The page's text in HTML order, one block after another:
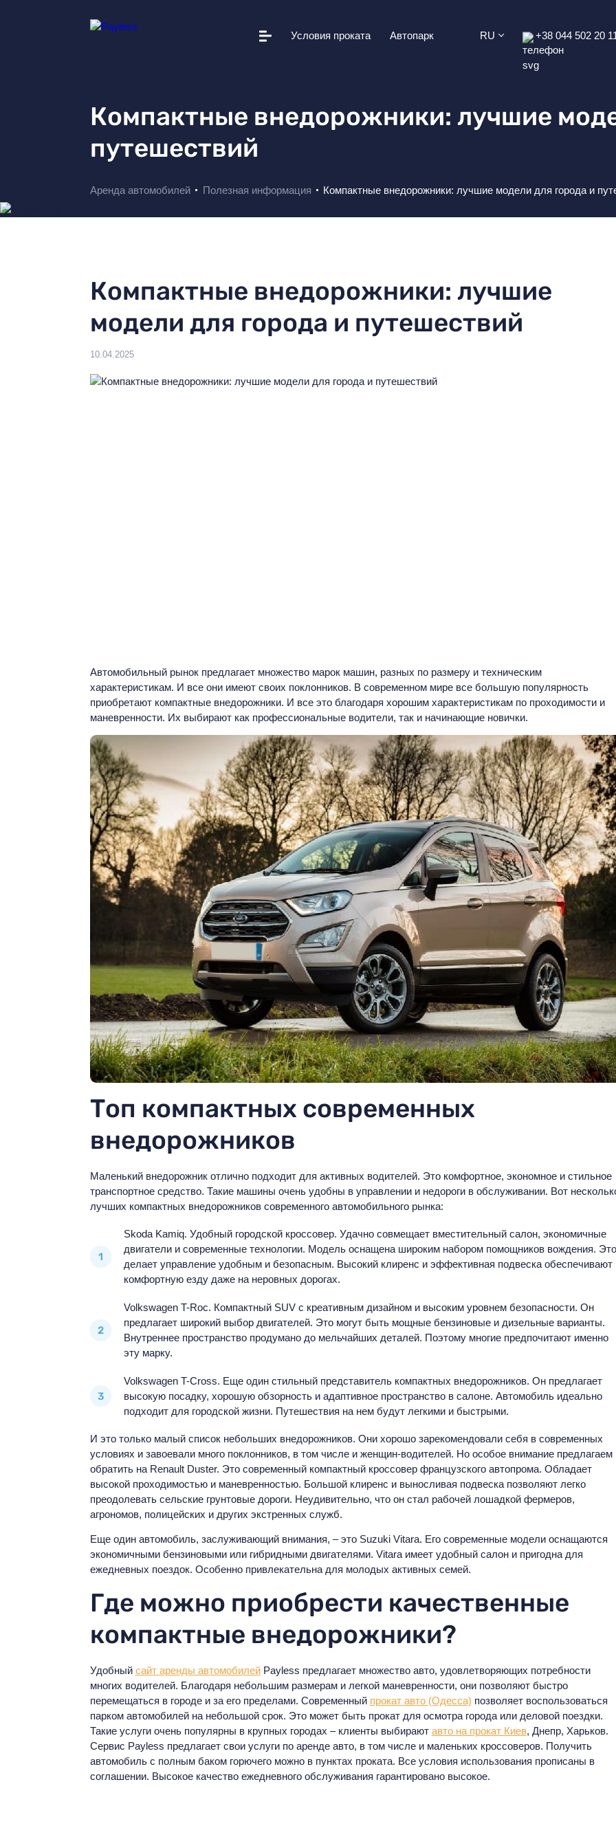
Условия проката Автопарк RU +38 044 502 20
Дополнительные услуги
Вам это поможет
Компактные внедорожники: лучшие
путешествий
Аренда автомобилей Полезная информация Компактные внедорожники: лучшие модели для города и
Компактные внедорожники: лучшие
модели для города и путешествий
10.04.2025
Автомобильный рынок предлагает множество марок машин, разных по размеру и техническим
характеристикам. И все они имеют своих поклонников. В современном мире все большую популярность
приобретают компактные внедорожники. И все это благодаря хорошим характеристикам по проходимости и
маневренности. Их выбирают как профессиональные водители, так и начинающие новички.
Топ компактных современных
внедорожников
Маленький внедорожник отлично подходит для активных водителей. Это комфортное, экономное и стильное
транспортное средство. Такие машины очень удобны в управлении и недороги в обслуживании. Вот
лучших компактных внедорожников современного автомобильного рынка:
Skoda Kamiq. Удобный городской кроссовер. Удачно совмещает вместительный салон, экономичные
двигатели и современные технологии. Модель оснащена широким набором помощников вождения.
делает управление удобным и безопасным. Высокий клиренс и эффективная подвеска обеспечивают
комфортную езду даже на неровных дорогах.
Volkswagen T-Roc. Компактный SUV с креативным дизайном и высоким уровнем безопасности. Он
предлагает широкий выбор двигателей. Это могут быть мощные бензиновые и дизельные варианты.
Внутреннее пространство продумано до мельчайших деталей. Поэтому многие предпочитают именно
эту марку.
Volkswagen T-Cross. Еще один стильный представитель компактных внедорожников. Он предлагает
высокую посадку, хорошую обзорность и адаптивное пространство в салоне. Автомобиль идеально
подходит для городской жизни. Путешествия на нем будут легкими и быстрыми.
И это только малый список небольших внедорожников. Они хорошо зарекомендовали себя в современных
условиях и завоевали много поклонников, в том числе и женщин-водителей. Но особое внимание предлагаем
обратить на Renault Duster. Это современный компактный кроссовер французского автопрома. Обладает
высокой проходимостью и маневренностью. Большой клиренс и выносливая подвеска позволяют легко
преодолевать сельские грунтовые дороги. Неудивительно, что он стал рабочей лошадкой фермеров,
агрономов, полицейских и других экстренных служб.
Еще один автомобиль, заслуживающий внимания, – это Suzuki Vitara. Его современные модели оснащаются
экономичными бензиновыми или гибридными двигателями. Vitara имеет удобный салон и пригодна для
ежедневных поездок. Особенно привлекательна для молодых активных семей.
Где можно приобрести качественные
компактные внедорожники?
Удобный сайт аренды автомобилейPayless предлагает множество авто, удовлетворяющих потребности
многих водителей. Благодаря небольшим размерам и легкой маневренности, они позволяют быстро
перемещаться в городе и за его пределами. Современный прокат авто (Одесса) позволяет воспользоваться
парком автомобилей на небольшой срок. Это может быть прокат для осмотра города или деловой поездки.
Такие услуги очень популярны в крупных городах – клиенты выбирают авто на прокат Киев, Днепр, Харьков.
Сервис Payless предлагает свои услуги по аренде авто, в том числе и маленьких кроссоверов. Получить
автомобиль с полным баком горючего можно в пунктах проката. Все условия использования прописаны в
соглашении. Высокое качество ежедневного обслуживания гарантировано высокое.